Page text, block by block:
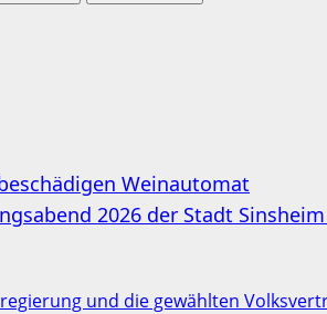
Weinautomat
2026 der Stadt
und die gewählten